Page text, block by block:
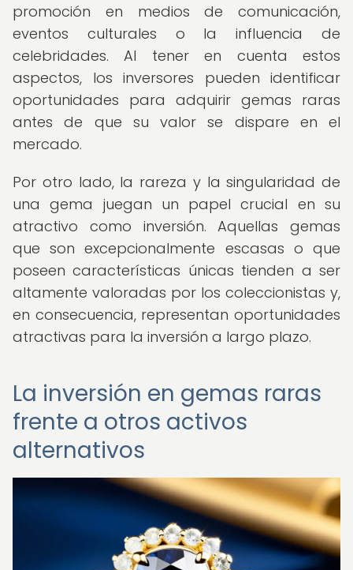
promoción en medios de comunicación,
eventos culturales o la influencia de
celebridades. Al tener en cuenta estos
aspectos, los inversores pueden identificar
oportunidades para adquirir gemas raras
antes de que su valor se dispare en el
mercado.
Por otro lado, la rareza y la singularidad de
una gema juegan un papel crucial en su
atractivo como inversión. Aquellas gemas
que son excepcionalmente escasas o que
poseen características únicas tienden a ser
altamente valoradas por los coleccionistas y,
en consecuencia, representan oportunidades
atractivas para la inversión a largo plazo.
La inversión en gemas raras
frente a otros activos
alternativos